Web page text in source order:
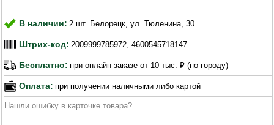
В наличии: 2 шт. Белорецк, ул. Тюленина, 30
Штрих-код: 2009999785972, 4600545718147
Бесплатно: при онлайн заказе от 10 тыс. ₽ (по городу)
Оплата: при получении наличными либо картой
Нашли ошибку в карточке товара?